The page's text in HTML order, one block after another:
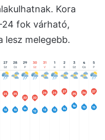
Kora
24 fok várható,
lesz melegebb.